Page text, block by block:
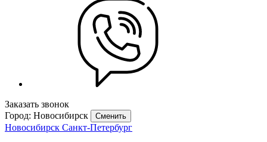
Заказать звонок
Город: Новосибирск
Сменить
Новосибирск Санкт-Петербург